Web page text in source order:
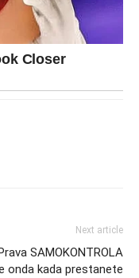
Next article
SAMOKONTROLA
onda kada prestanete